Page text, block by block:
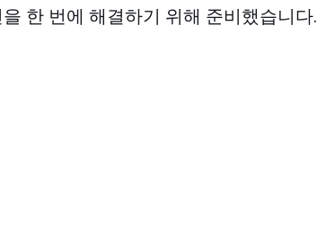
한 번에 해결하기 위해 준비했습니다.